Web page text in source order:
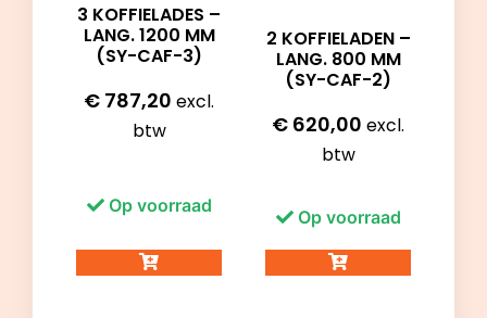
3 KOFFIELADES –
LANG. 1200 MM
(SY-CAF-3)
€ 787,20 excl.
btw
Op voorraad
2 KOFFIELADEN –
LANG. 800 MM
(SY-CAF-2)
€ 620,00 excl.
btw
Op voorraad